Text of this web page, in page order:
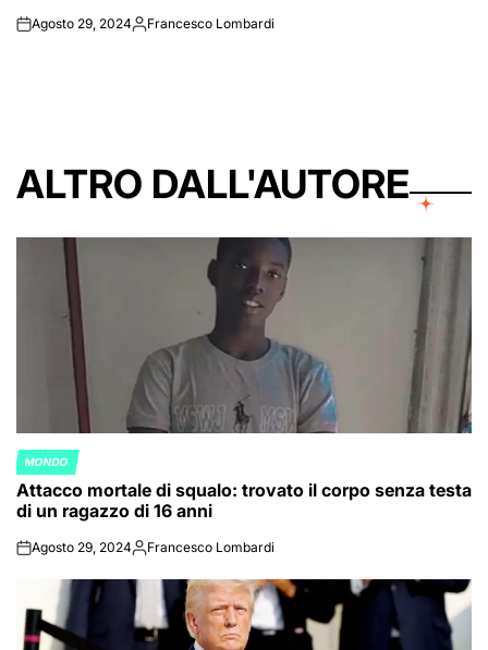
onAgosto 29, 2024Posted
Francesco Lombardi
ALTRO DALL'AUTORE
POSTED
IN
MONDO
Attacco mortale di squalo: trovato il corpo senza testa
di un ragazzo di 16 anni
onAgosto 29, 2024Posted
Francesco Lombardi